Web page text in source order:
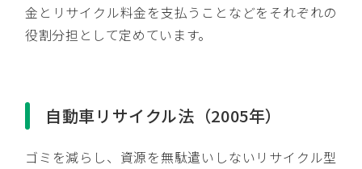
金とリサイクル料金を支払うことなどをそれぞれの
役割分担として定めています。
自動車リサイクル法（2005年）
ゴミを減らし、資源を無駄遣いしないリサイクル型